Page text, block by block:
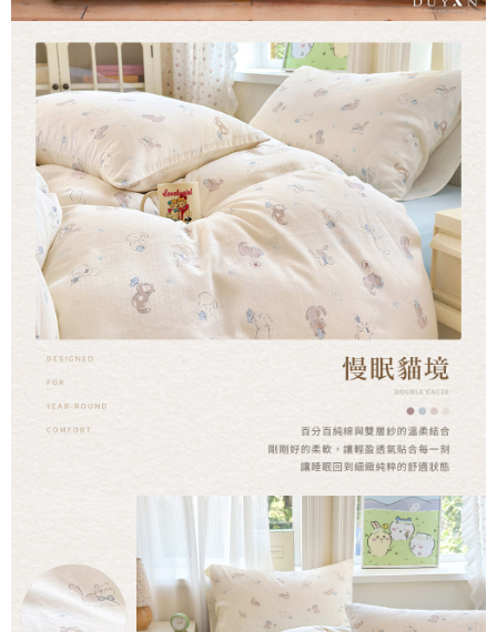
易，需依本服務之必要範圍內提供個人資料，並將交易相關給付款項請求債
２．關於個人資料處理事宜，請瀏覽以下網址：
https://aftee.tw/terms/#terms3
３．未成年的使用者請事先徵得法定代理人或監護人之同意方可使用
「AFTEE先享後付」，若未經同意申辦者引起之損失，本公司不負相關責
任。
４．使用「AFTEE先享後付」時，將依據個別帳號之用戶狀況，依本公司即
時審查核予不同之上限額度；若仍有額度不足之情形，本公司將視審查結果
請求用戶進行身份認證。
５．嚴禁一人註冊多個帳號或使用他人資訊註冊。若發現惡意使用之情形，
恩沛科技股份有限公司將有權停止該用戶之使用額度並採取法律行動。
每筆NT$80，滿NT$999(含以上)免運費